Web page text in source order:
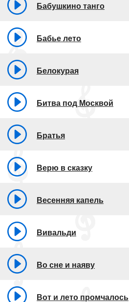
Бабушкино танго
Бабье лето
Белокурая
Битва под Москвой
Братья
Верю в сказку
Весенняя капель
Вивальди
Во сне и наяву
Вот и лето промчалось